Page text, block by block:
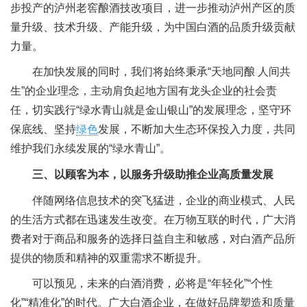
步投产的泸州老窖酿酒技改项目，进一步推动泸州产区的质
量升级、技术升级、产能升级，为中国白酒的品质升级贡献
力量。
在加快发展的同时，我们将始终秉承“天地同酿 人间共
生”的企业理念，主动肩负起地方国有龙头企业的社会责
任，切实践行“绿水青山就是金山银山”的发展理念，坚守环
保底线、坚持绿色发展，不断加大生态环保投入力度，共同
维护我们永续发展的“绿水青山”。
三、以顾客为本，以服务升级助推企业高质量发展
伴随网络信息技术的突飞猛进，企业的商业模式、人民
的生活方式都在迅速发生改变。在万物互联的时代，广大消
费者对于商品和服务的选择日益自主和敏感，对白酒产品所
提供的物质和精神的双重需求不断提升。
可以预见，未来的白酒消费，必将是“年轻化”“个性
化”“精准化”的时代。广大白酒企业，在做好品牌塑造和质量